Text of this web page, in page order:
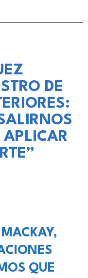
DE
APLICAR
QUE